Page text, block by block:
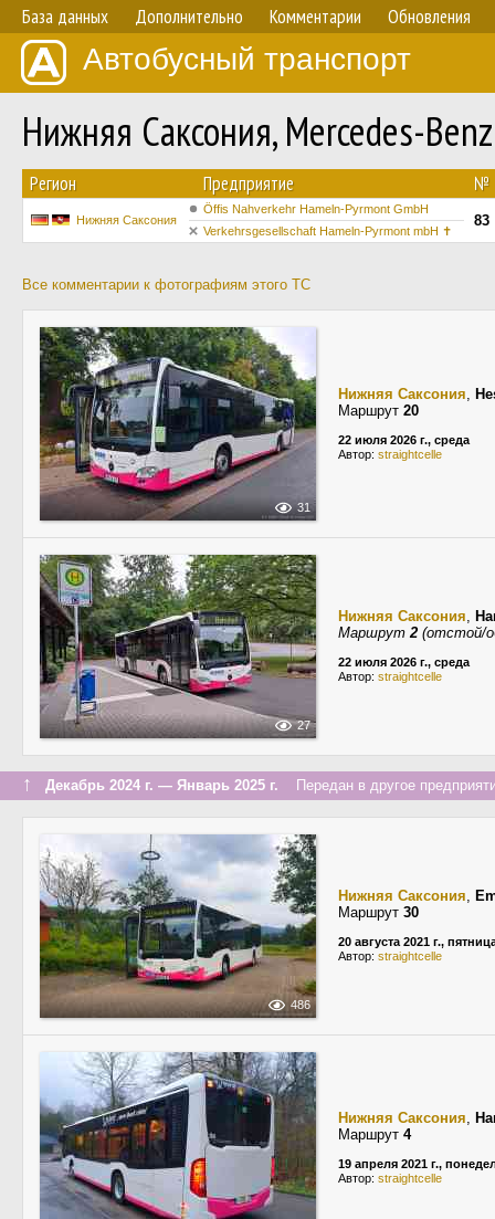
База данных Дополнительно Комментарии Обновления
Автобусный транспорт
Нижняя Саксония, Mercedes-
Регион Предприятие №
Нижняя Саксония
Öffis Nahverkehr Hameln-Pyrmont GmbH
83
Verkehrsgesellschaft Hameln-Pyrmont mbH ✝
Все комментарии к фотографиям этого ТС
31
Нижняя Саксония,
Маршрут 20
22 июля 2026 г., среда
Автор: straightcelle
27
Нижняя Саксония,
Маршрут2 (отстой/
22 июля 2026 г., среда
Автор: straightcelle
↑ Декабрь 2024 г. — Январь 2025 г. Передан в другое
486
Нижняя Саксония,
Маршрут 30
20 августа 2021 г.,
Автор: straightcelle
Нижняя Саксония,
Маршрут 4
19 апреля 2021 г.,
Автор: straightcelle